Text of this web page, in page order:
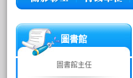
圖書館
圖書館主任